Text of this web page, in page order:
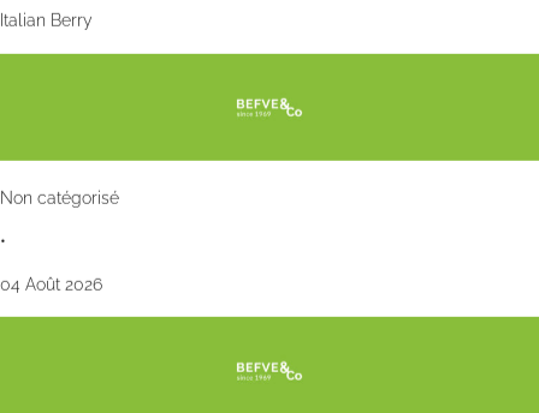
Italian Berry
Non catégorisé
•
04 Août 2026